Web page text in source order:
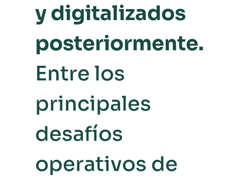
y digitalizados
posteriormente.
Entre los
principales
desafíos
operativos de